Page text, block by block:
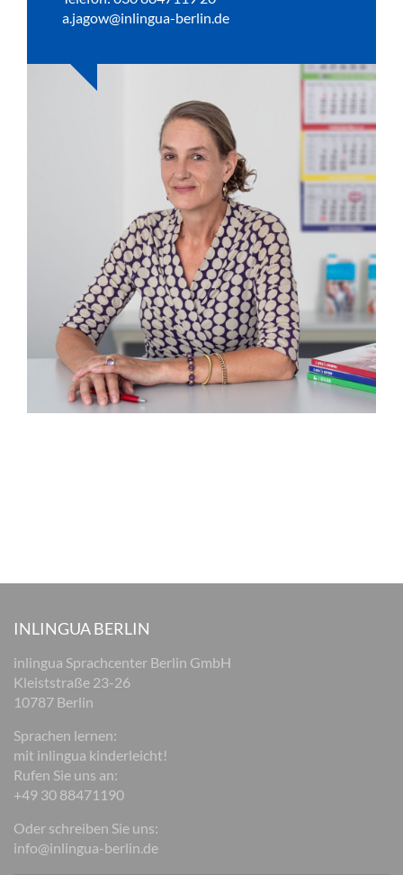
a.jagow@inlingua-berlin.de
INLINGUA BERLIN
inlingua Sprachcenter Berlin GmbH
Kleiststraße 23-26
10787 Berlin
Sprachen lernen:
mit inlingua kinderleicht!
Rufen Sie uns an:
+49 30 88471190
Oder schreiben Sie uns:
info@inlingua-berlin.de